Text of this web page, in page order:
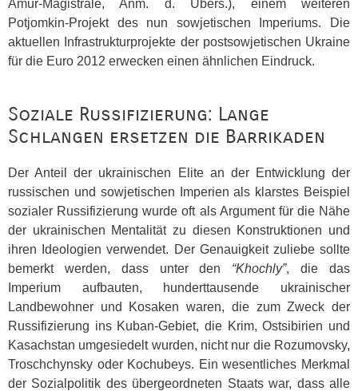
Amur-Magistrale, Anm. d. Übers.), einem weiteren
Potjomkin-Projekt des nun sowjetischen Imperiums. Die
aktuellen Infrastrukturprojekte der postsowjetischen Ukraine
für die Euro 2012 erwecken einen ähnlichen Eindruck.
Soziale Russifizierung: Lange
Schlangen ersetzen die Barrikaden
Der Anteil der ukrainischen Elite an der Entwicklung der
russischen und sowjetischen Imperien als klarstes Beispiel
sozialer Russifizierung wurde oft als Argument für die Nähe
der ukrainischen Mentalität zu diesen Konstruktionen und
ihren Ideologien verwendet. Der Genauigkeit zuliebe sollte
bemerkt werden, dass unter den “Khochly”, die das
Imperium aufbauten, hunderttausende ukrainischer
Landbewohner und Kosaken waren, die zum Zweck der
Russifizierung ins Kuban-Gebiet, die Krim, Ostsibirien und
Kasachstan umgesiedelt wurden, nicht nur die Rozumovsky,
Troschchynsky oder Kochubeys. Ein wesentliches Merkmal
der Sozialpolitik des übergeordneten Staats war, dass alle